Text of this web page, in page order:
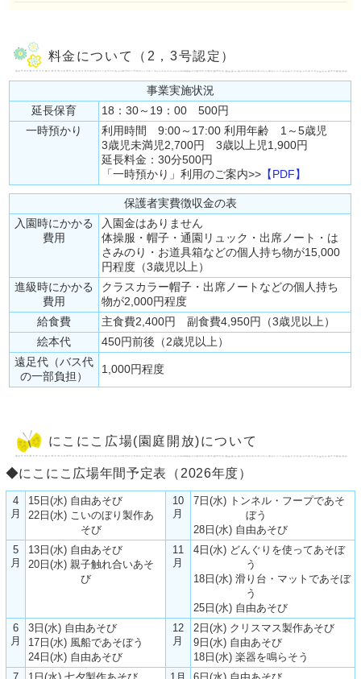
料金について（2，3号認定）
事業実施状況
延長保育
18：30～19：00 500円
一時預かり
利用時間 9:00～17:00 利用年齢 1～5歳児
3歳児未満児2,700円 3歳以上児1,900円
延長料金：30分500円
「一時預かり」利用のご案内>> 【PDF】
保護者実費徴収金の表
入園時にかかる
費用
入園金はありません
体操服・帽子・通園リュック・出席ノート・は
さみのり・お道具箱などの個人持ち物が15,000
円程度（3歳児以上）
進級時にかかる
費用
クラスカラー帽子・出席ノートなどの個人持ち
物が2,000円程度
給食費
主食費2,400円 副食費4,950円（3歳児以上）
絵本代
450円前後（2歳児以上）
遠足代（バス代
の一部負担）
1,000円程度
にこにこ広場(園庭開放)について
◆にこにこ広場年間予定表（2026年度）
4
月
15日(水) 自由あそび
22日(水) こいのぼり製作あ
そび
10
月
7日(水) トンネル・フープであそ
ぼう
28日(水) 自由あそび
5
月
13日(水) 自由あそび
20日(水) 親子触れ合いあそ
び
11
月
4日(水) どんぐりを使ってあそぼ
う
18日(水) 滑り台・マットであそぼ
う
25日(水) 自由あそび
6
月
3日(水) 自由あそび
17日(水) 風船であそぼう
24日(水) 自由あそび
12
月
2日(水) クリスマス製作あそび
9日(水) 自由あそび
18日(水) 楽器を鳴らそう